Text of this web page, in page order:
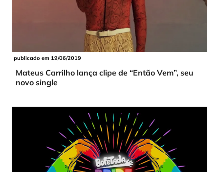
publicado em 19/06/2019
Mateus Carrilho lança clipe de “Então Vem”, seu
novo single